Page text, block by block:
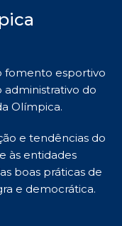
fomento esportivo
do
Olímpica.
e tendências do
às entidades
boas práticas de
e democrática.